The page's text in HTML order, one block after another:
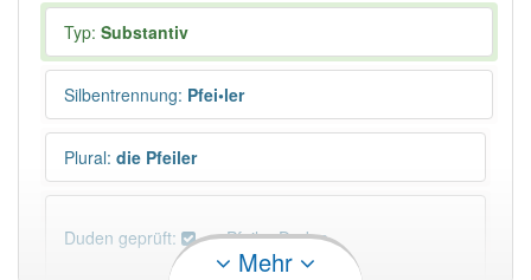
Typ: Substantiv
Silbentrennung: Pfei•ler
Plural: die Pfeiler
Duden geprüft: Pfeiler Duden
Mehr